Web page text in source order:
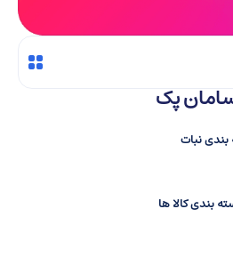
پک
نبات